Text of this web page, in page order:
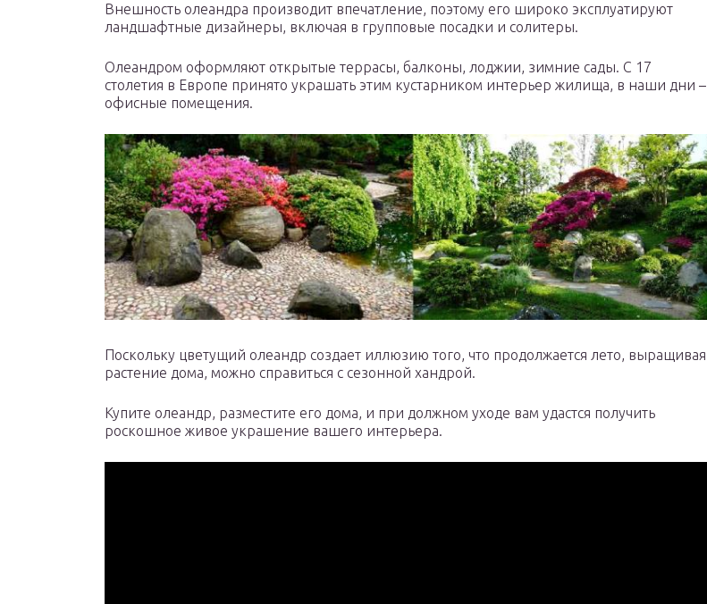
Внешность олеандра производит впечатление, поэтому его широко эксплуатируют
ландшафтные дизайнеры, включая в групповые посадки и солитеры.
Олеандром оформляют открытые террасы, балконы, лоджии, зимние сады. С 17
столетия в Европе принято украшать этим кустарником интерьер жилища, в наши дни –
офисные помещения.
Поскольку цветущий олеандр создает иллюзию того, что продолжается лето, выращивая
растение дома, можно справиться с сезонной хандрой.
Купите олеандр, разместите его дома, и при должном уходе вам удастся получить
роскошное живое украшение вашего интерьера.